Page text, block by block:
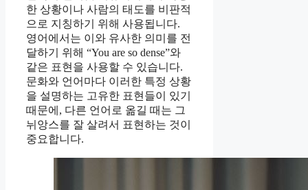
한 상황이나 사람의 태도를 비판적
으로 지칭하기 위해 사용됩니다.
영어에서는 이와 유사한 의미를 전
달하기 위해 “You are so dense”와
같은 표현을 사용할 수 있습니다.
문화와 언어마다 이러한 특정 상황
을 설명하는 고유한 표현들이 있기
때문에, 다른 언어로 옮길 때는 그
뉘앙스를 잘 살려서 표현하는 것이
중요합니다.